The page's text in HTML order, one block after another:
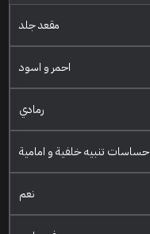
مقعد جلد
احمر و اسود
رمادي
حساسات تنبيه خلفية و امامية
نعم